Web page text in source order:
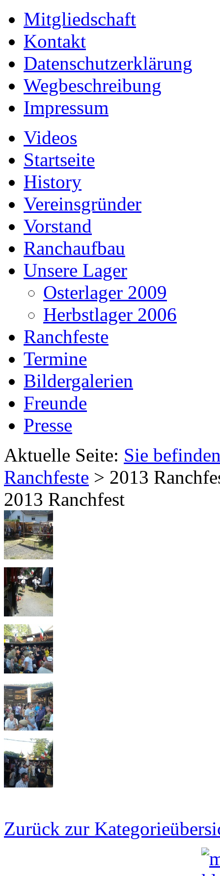
Mitgliedschaft
Kontakt
Datenschutzerklärung
Wegbeschreibung
Impressum
Videos
Startseite
History
Vereinsgründer
Vorstand
Ranchaufbau
Unsere Lager
Osterlager 2009
Herbstlager 2006
Ranchfeste
Termine
Bildergalerien
Freunde
Presse
Aktuelle Seite: Sie
Ranchfeste > 2013
2013 Ranchfest
Zurück zur